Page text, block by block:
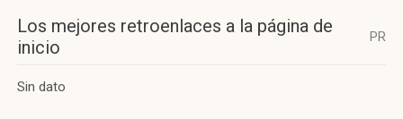
Los mejores retroenlaces a la página de
inicio
PR
Sin dato